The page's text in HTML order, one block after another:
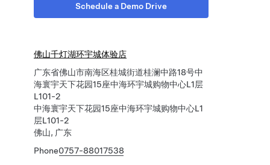
Schedule a Demo Drive
佛山千灯湖环宇城体验店
广东省佛山市南海区桂城街道桂澜中路18号中
海寰宇天下花园15座中海环宇城购物中心L1层
L101-2
中海寰宇天下花园15座中海环宇城购物中心L1
层L101-2
佛山, 广东
Phone0757-88017538